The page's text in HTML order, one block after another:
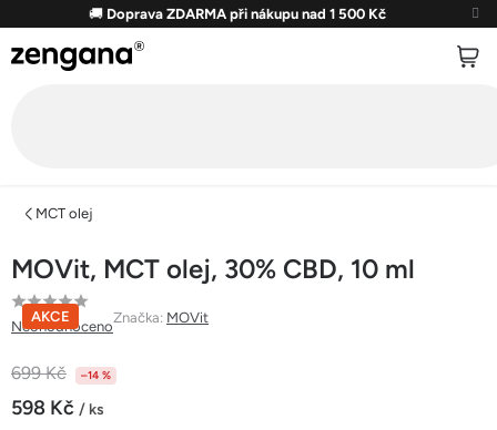
obsah
🚚 Doprava ZDARMA při nákupu nad 1 500 Kč
MCT olej
MOVit, MCT olej, 30% CBD, 10 ml
AKCE
Průměrné
hodnocení
produktu
0,0
Neohodnoceno
Značka: MOVit
699 Kč –14 %
598 Kč / ks